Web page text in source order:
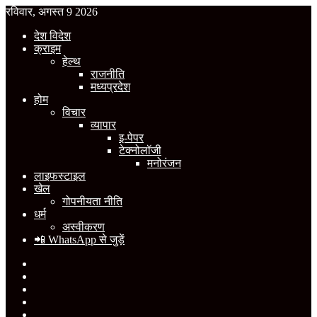
रविवार, अगस्त 9 2026
देश विदेश
क्राइम
हेल्थ
राजनीति
मध्यप्रदेश
होम
विचार
व्यापार
इ-पेपर
टेक्नोलॉजी
मनोरंजन
लाइफस्टाइल
खेल
गोपनीयता नीति
धर्म
अस्वीकरण
📲 WhatsApp से जुड़ें